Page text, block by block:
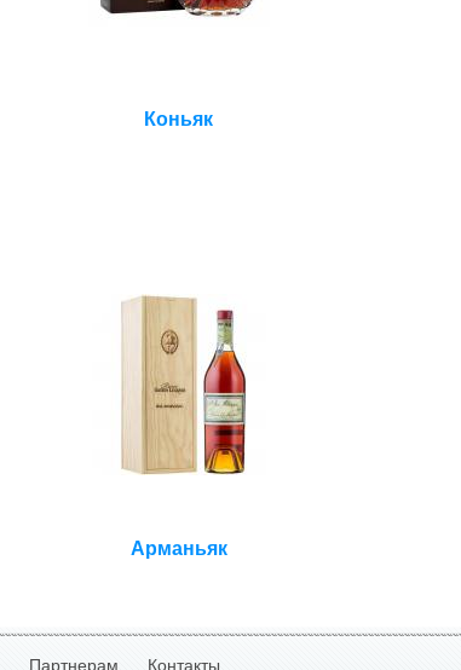
Коньяк
Арманьяк
Партнерам Контакты